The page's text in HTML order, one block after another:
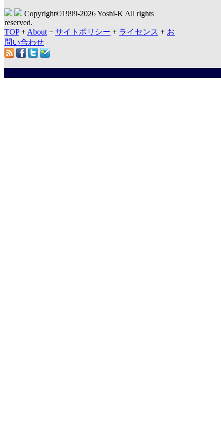
Copyright©1999-2026 Yoshi-K All rights
reserved.
TOP+ About + サイトポリシー + ライセンス + お
問い合わせ